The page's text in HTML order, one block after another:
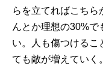
らを立てればこちら
んとか理想の30%で
い。人も傷つけるこ
ても敵が増えていく